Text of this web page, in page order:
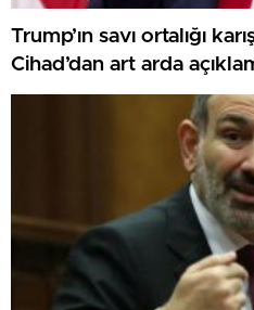
Trump’ın savı ortalığı
Cihad’dan art arda